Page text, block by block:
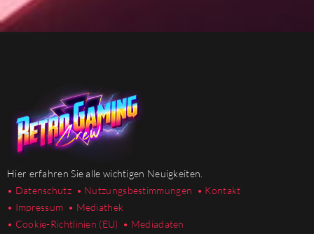
Hier erfahren Sie alle wichtigen Neuigkeiten.
• Datenschutz • Nutzungsbestimmungen • Kontakt
• Impressum • Mediathek
• Cookie-Richtlinien (EU) • Mediadaten